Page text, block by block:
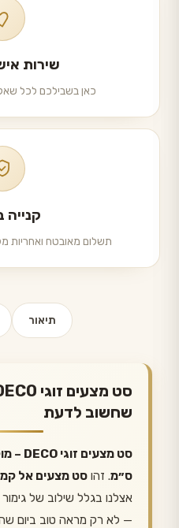
שירות
כאן בשבילכם לכל
קנייה
תשלום מאובטח ואחריות
תיאור
שחשוב לדעת
סט מצעים זוגי DECO – מוקה
ס״מ. זהו סט מצעים אל
אצלנו בגלל שילוב של גימור
— לא רק מראה טוב ביום